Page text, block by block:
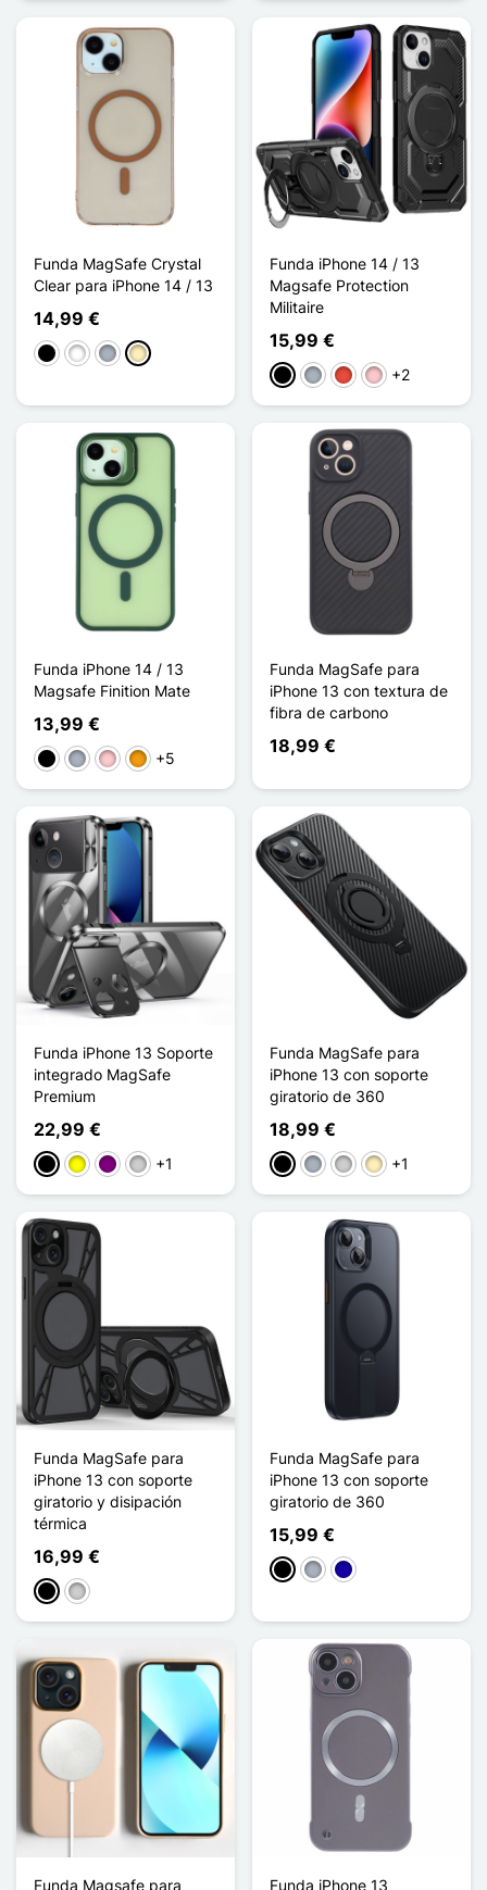
Funda MagSafe Crystal
Clear para iPhone 14 / 13
14,99 €
NegroBlanco
Gris Oro
Funda iPhone 14 / 13
Magsafe Protection
Militaire
15,99 €
NegroGris RojoRosa+2
Funda iPhone 14 / 13
Magsafe Finition Mate
13,99 €
NegroGris RosaNaranja
+5
Funda MagSafe para
iPhone 13 con textura de
fibra de carbono
18,99 €
Funda iPhone 13 Soporte
integrado MagSafe
Premium
22,99 €
NegroAmarilloPúrpura
Plata+1
Funda MagSafe para
iPhone 13 con soporte
giratorio de 360
18,99 €
NegroGris PlataOro +1
Funda MagSafe para
iPhone 13 con soporte
giratorio y disipación
térmica
16,99 €
NegroPlata
Funda MagSafe para
iPhone 13 con soporte
giratorio de 360
15,99 €
NegroGris Azul oscuro
Funda Magsafe para Funda iPhone 13